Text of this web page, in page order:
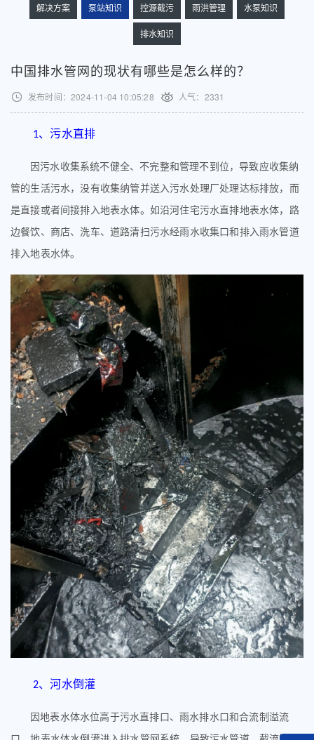
解决方案 泵站知识 控源截污 雨洪管理 水泵知识
排水知识
中国排水管网的现状有哪些是怎么样的？
发布时间：2024-11-04 10:05:28 人气： 2331
1、污水直排
因污水收集系统不健全、不完整和管理不到位，导致应收集纳
管的生活污水，没有收集纳管并送入污水处理厂处理达标排放，而
是直接或者间接排入地表水体。如沿河住宅污水直排地表水体，路
边餐饮、商店、洗车、道路清扫污水经雨水收集口和排入雨水管道
排入地表水体。
2、河水倒灌
因地表水体水位高于污水直排口、雨水排水口和合流制溢流